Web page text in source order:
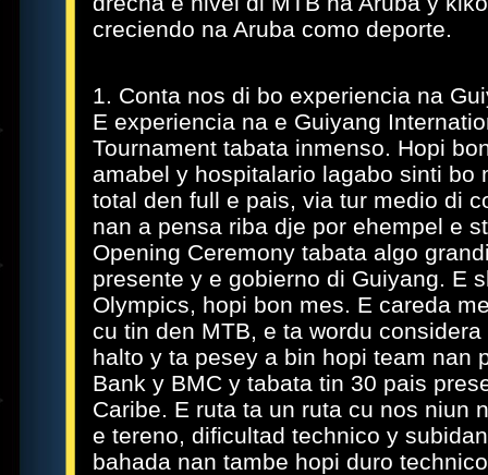
creciendo na Aruba como deporte.
1. Conta nos di bo experiencia na
E experiencia na e Guiyang
Tournament tabata inmenso. Hopi
amabel y hospitalario lagabo sinti bo
total den full e pais, via tur medio di
nan a pensa riba dje por ehempel e
Opening Ceremony tabata algo
presente y e gobierno di Guiyang. E
Olympics, hopi bon mes. E careda
cu tin den MTB, e ta wordu
halto y ta pesey a bin hopi team nan
Bank y BMC y tabata tin 30 pais
Caribe. E ruta ta un ruta cu nos niun
e tereno, dificultad technico y
bahada nan tambe hopi duro